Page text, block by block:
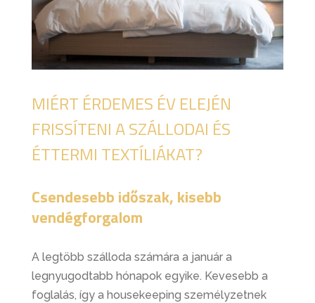
MIÉRT ÉRDEMES ÉV ELEJÉN
FRISSÍTENI A SZÁLLODAI ÉS
ÉTTERMI TEXTÍLIÁKAT?
Csendesebb időszak, kisebb
vendégforgalom
A legtöbb szálloda számára a január a
legnyugodtabb hónapok egyike. Kevesebb a
foglalás, így a housekeeping személyzetnek